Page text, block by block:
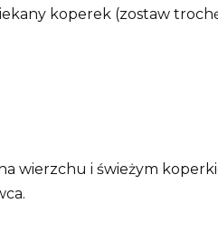
koperek (zostaw
wierzchu i świeżym